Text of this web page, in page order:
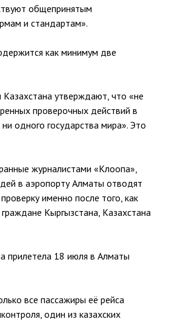
общепринятым
и стандартам».
как минимум две
Казахстана утверждают, что «не
проверочных действий в
одного государства мира». Это
журналистами «Клоопа»,
в аэропорту Алматы отводят
именно после того, как
Кыргызстана, Казахстана
прилетела 18 июля в Алматы
все пассажиры её рейса
один из казахских